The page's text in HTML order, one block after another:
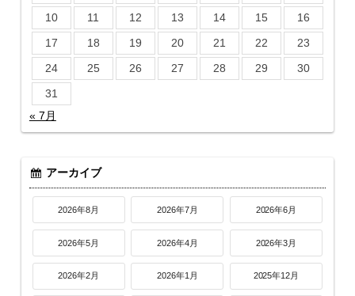
10
11 12 13 14 15
16
17
18 19 20 21 22
23
24
25 26 27 28 29
30
31
« 7月
アーカイブ
2026年8月 2026年7月 2026年6月
2026年5月 2026年4月 2026年3月
2026年2月 2026年1月 2025年12月